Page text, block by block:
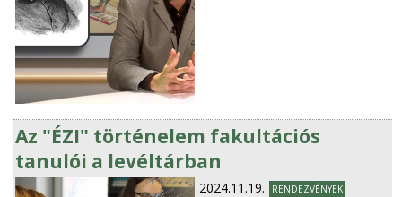
Az "ÉZI" történelem fakultációs
tanulói a levéltárban
2024.11.19. RENDEZVÉNYEK